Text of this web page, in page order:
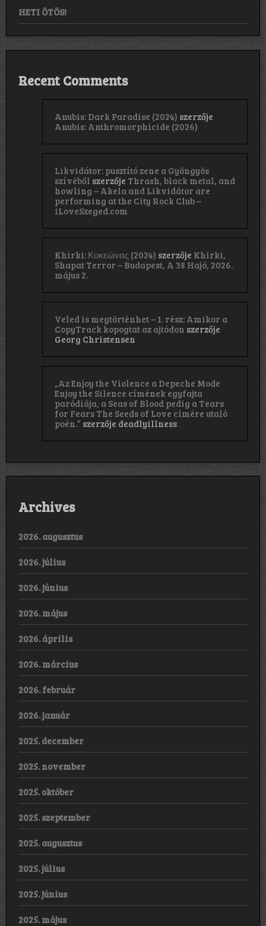
HETI ÖTÖS!
Recent Comments
Anubis: Dark Paradise (2024) szerzője
Anubis: Anthromorphicide (2026)
Likvidátor: pusztító zene a Gyöngyös
szívéből szerzője Thrash, black metal, and
howling – Akela and Likvidátor are
performing at the City Rock Club –
iLoveSzeged.com
Khirki: Κ​υ​κ​ε​ώ​ν​α​ς (2024) szerzője Khirki,
Shapat Terror – Budapest, A 38 Hajó, 2026.
május 2.
Veled is megtörténhet – 1. rész: Amikor a
CopyTrack kopogtat az ajtódon szerzője
Georg Christensen
„Az Enjoy the Violence a Depeche Mode
Enjoy the Silence címének egyfajta
paródiája, a Seas of Blood pedig a Tears
for Fears The Seeds of Love címére utaló
poén.” szerzője deadlyillness
Archives
2026. augusztus
2026. július
2026. június
2026. május
2026. április
2026. március
2026. február
2026. január
2025. december
2025. november
2025. október
2025. szeptember
2025. augusztus
2025. július
2025. június
2025. május